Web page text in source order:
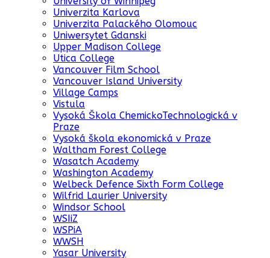
Univerzita Karlova
Univerzita Palackého Olomouc
Uniwersytet Gdanski
Upper Madison College
Utica College
Vancouver Film School
Vancouver Island University
Village Camps
Vistula
Vysoká Škola ChemickoTechnologická v
Praze
Vysoká škola ekonomická v Praze
Waltham Forest College
Wasatch Academy
Washington Academy
Welbeck Defence Sixth Form College
Wilfrid Laurier University
Windsor School
WSIiZ
WSPiA
WWSH
Yasar University